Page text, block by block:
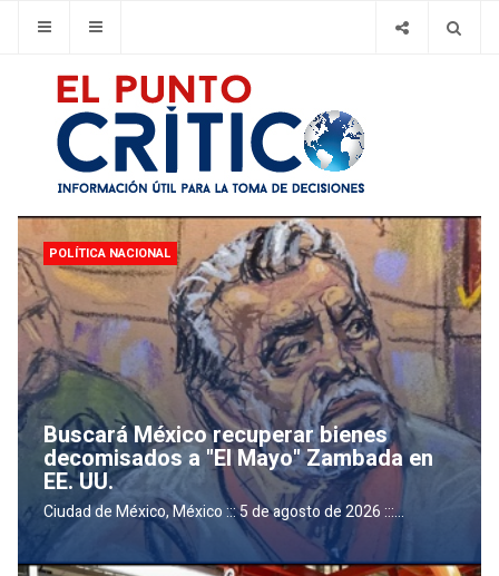
POLÍ­TICA NACIONAL
Buscará México recuperar bienes
decomisados a "El Mayo" Zambada en
EE. UU.
Ciudad de México, México ::: 5 de agosto de 2026 :::...